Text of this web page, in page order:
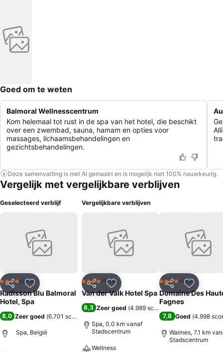
Goed om te weten
Balmoral Wellnesscentrum
Kom helemaal tot rust in de spa van het hotel, die beschikt
over een zwembad, sauna, hamam en opties voor
massages, lichaamsbehandelingen en
gezichtsbehandelingen.
Deze samenvatting is met AI gemaakt en is mogelijk niet 100% nauwkeurig.
Vergelijk met vergelijkbare verblijven
Geselecteerd verblijf
Delen Toevoegen aan favorieten
4 SterrenHotel
Radisson Blu Balmoral
Hotel, Spa
8,0 Zeer goed (6.701 scores
Spa, België
Vergelijkbare verblijven
Delen Toevoegen aan favorieten
4 SterrenHotel
Van der Valk Hotel Spa
8,3 Zeer goed (4.989 scores
Spa, 0.0 km vanaf
Stadscentrum
Wellness
Delen
4 SterrenHotel
Domaine Des
Fagnes
7,8 Goed (4.998
Waimes, 7.1 km
Stadscentrum